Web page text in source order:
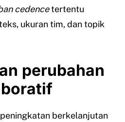
cedencetertentu
ukuran tim, dan topik
perubahan
berkelanjutan